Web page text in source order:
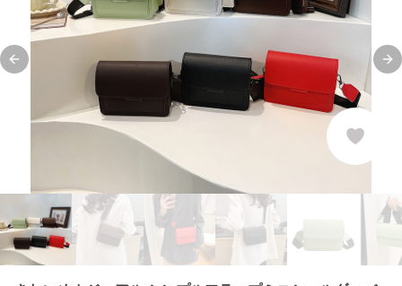
Previous slide